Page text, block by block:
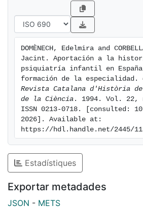
DOMÈNECH, Edelmira and
Jacint. Aportación a la
psiquiatría infantil en
formación de la especialidad.
Revista Catalana d'Història
de la Ciència . 1994. Vol. 22,
ISSN 0213-0718. [consulted:
2026]. Available at:
https://hdl.handle.net/2445/
Estadístiques
Exportar metadades
JSON - METS